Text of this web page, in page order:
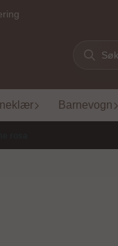
Barnevogn